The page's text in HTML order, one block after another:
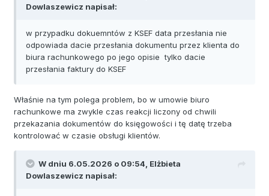
Dowlaszewicz napisał:
w przypadku dokuemntów z KSEF data przesłania nie
odpowiada dacie przesłania dokumentu przez klienta do
biura rachunkowego po jego opisie tylko dacie
przesłania faktury do KSEF
Właśnie na tym polega problem, bo w umowie biuro
rachunkowe ma zwykle czas reakcji liczony od chwili
przekazania dokumentów do księgowości i tę datę trzeba
kontrolować w czasie obsługi klientów.
W dniu 6.05.2026 o 09:54, Elżbieta
Dowlaszewicz napisał: